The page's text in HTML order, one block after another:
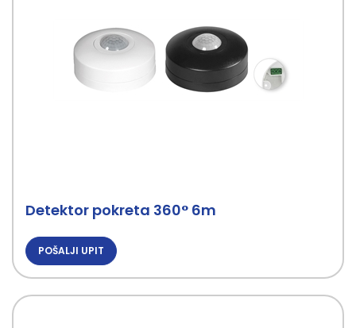
Detektor pokreta 360° 6m
POŠALJI UPIT